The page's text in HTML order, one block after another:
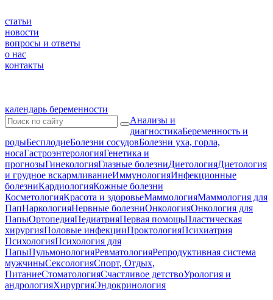
статьи
новости
вопросы и ответы
о нас
контакты
календарь беременности
Анализы и
диагностикаБеременность и
родыБесплодиеБолезни сосудовБолезни уха, горла,
носаГастроэнтерологияГенетика и
прогнозыГинекологияГлазные болезниДиетологияДиетология
и грудное вскармливаниеИммунологияИнфекционные
болезниКардиологияКожные болезни
КосметологияКрасота и здоровьеМаммологияМаммология для
ПапНаркологияНервные болезниОнкологияОнкология для
ПапыОртопедияПедиатрияПервая помощьПластическая
хирургияПоловые инфекцииПроктологияПсихиатрия
ПсихологияПсихология для
ПапыПульмонологияРевматологияРепродуктивная система
мужчиныСексологияСпорт, Отдых,
ПитаниеСтоматологияСчастливое детствоУрология и
андрологияХирургияЭндокринология